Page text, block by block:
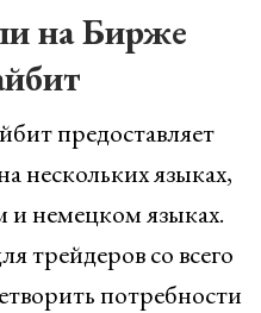
на Бирже
предоставляет
нескольких языках,
и немецком языках.
трейдеров со всего
потребности